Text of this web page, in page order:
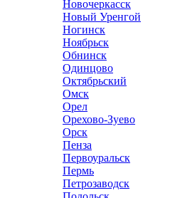
Новочеркасск
Новый Уренгой
Ногинск
Ноябрьск
Обнинск
Одинцово
Октябрьский
Омск
Орел
Орехово-Зуево
Орск
Пенза
Первоуральск
Пермь
Петрозаводск